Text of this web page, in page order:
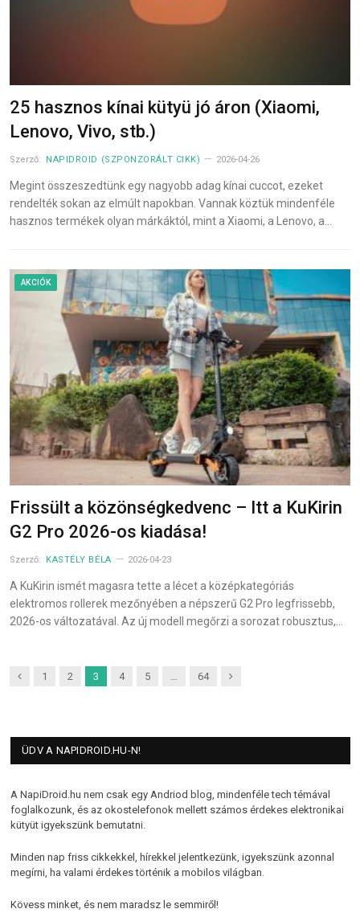
25 hasznos kínai kütyü jó áron (Xiaomi,
Lenovo, Vivo, stb.)
Szerző: NAPIDROID (SZPONZORÁLT CIKK) 2026-04-26
Megint összeszedtünk egy nagyobb adag kínai cuccot, ezeket
rendelték sokan az elmúlt napokban. Vannak köztük mindenféle
hasznos termékek olyan márkáktól, mint a Xiaomi, a Lenovo, a…
AKCIÓK
Frissült a közönségkedvenc – Itt a KuKirin
G2 Pro 2026-os kiadása!
Szerző: KASTÉLY BÉLA 2026-04-23
A KuKirin ismét magasra tette a lécet a középkategóriás
elektromos rollerek mezőnyében a népszerű G2 Pro legfrissebb,
2026-os változatával. Az új modell megőrzi a sorozat robusztus,…
Previous
1 2 3 4 5 … 64 Next
ÜDV A NAPIDROID.HU-N!
A NapiDroid.hu nem csak egy Andriod blog, mindenféle tech témával
foglalkozunk, és az okostelefonok mellett számos érdekes elektronikai
kütyüt igyekszünk bemutatni.
Minden nap friss cikkekkel, hírekkel jelentkezünk, igyekszünk azonnal
megírni, ha valami érdekes történik a mobilos világban.
Kövess minket, és nem maradsz le semmiről!